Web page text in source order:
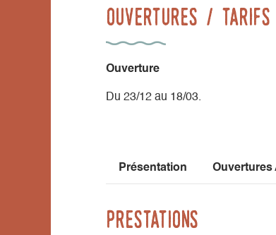
Ouvertures / tarifs
Ouverture
Du 23/12 au 18/03.
Présentation Ouvertures
Prestations